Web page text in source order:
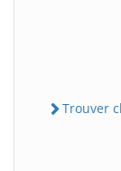
Trouver